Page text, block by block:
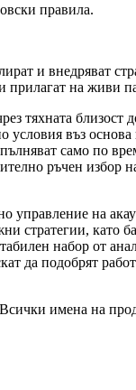
правила.
и внедряват
прилагат на живи
тяхната близост
условия въз
само по
ръчен избор
управление на
стратегии, като
набор от
да подобрят
имена на